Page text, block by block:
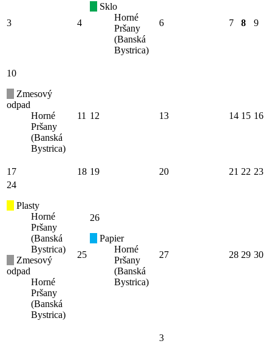
3 4
Sklo
Horné
Pršany
(Banská
Bystrica)
6 7 8 9
10
Zmesový
odpad
Horné
Pršany
(Banská
Bystrica)
11 12 13 14 15 16
17 18 19 20 21 22 23
24
Plasty
Horné
Pršany
(Banská
Bystrica)
Zmesový
odpad
Horné
Pršany
(Banská
Bystrica)
25
26
Papier
Horné
Pršany
(Banská
Bystrica)
27 28 29 30
3